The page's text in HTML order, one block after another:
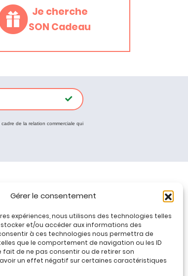
Gérer le consentement
expériences, nous utilisons des technologies telles
et/ou accéder aux informations des
à ces technologies nous permettra de
que le comportement de navigation ou les ID
fait de ne pas consentir ou de retirer son
un effet négatif sur certaines caractéristiques
Je cherche
SON Cadeau
de la relation commerciale qui
Tous nos produits
Plan du site
Contact
Mon compte
CGV